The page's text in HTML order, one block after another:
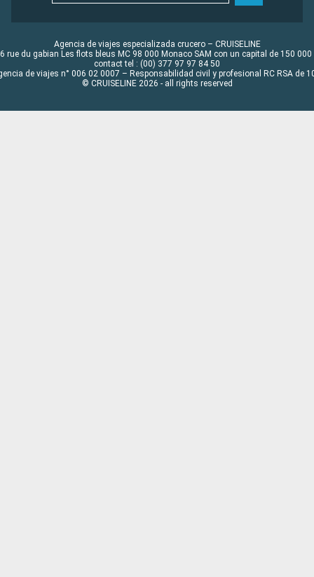
Agencia de viajes especializada crucero – CRUISELINE
rue du gabian Les flots bleus MC 98 000 Monaco SAM con un capital de 150 000
contact tel : (00) 377 97 97 84 50
de viajes n° 006 02 0007 – Responsabilidad civil y profesional RC RSA de
© CRUISELINE 2026 - all rights reserved